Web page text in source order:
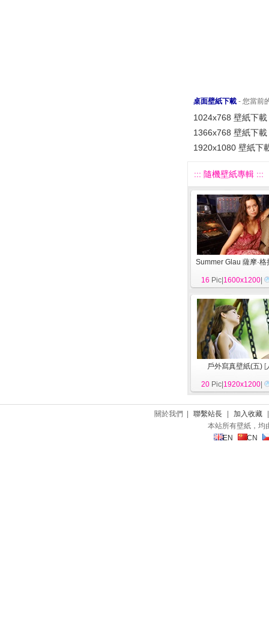
桌面壁紙下載 - 您當前
1024x768 壁紙下載
1366x768 壁紙下載
1920x1080 壁紙下
::: 隨機壁紙專輯 :::
Summer Glau 薩摩·格
16 Pic| 1600x1200
戶外寫真壁紙(五) [
20 Pic| 1920x1200
關於我們 | 聯繫站長 加入收藏
本站所有壁紙，均
EN
CN